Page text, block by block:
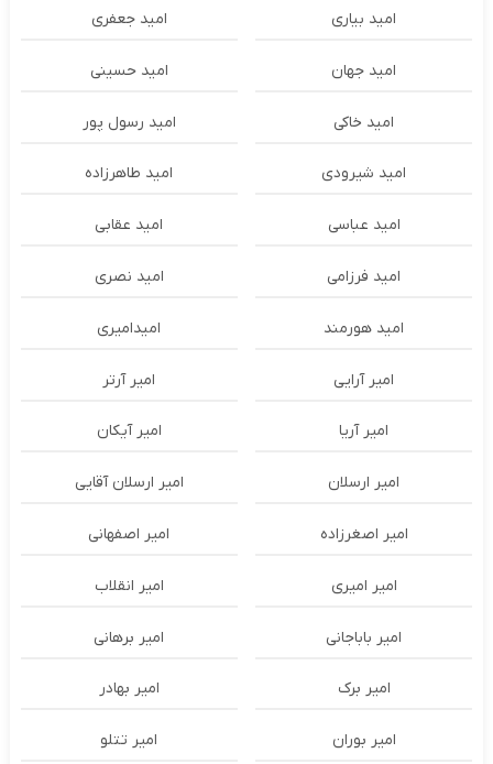
امید بیاری امید جعفری
امید جهان امید حسینی
امید خاکی امید رسول پور
امید شیرودی امید طاهرزاده
امید عباسی امید عقابی
امید فرزامی امید نصری
امید هورمند امیدامیری
امیر آرایی امیر آرتر
امیر آریا امیر آیکان
امیر ارسلان امیر ارسلان آقایی
امیر اصغرزاده امیر اصفهانی
امیر امیری امیر انقلاب
امیر باباجانی امیر برهانی
امیر برک امیر بهادر
امیر بوران امیر تتلو